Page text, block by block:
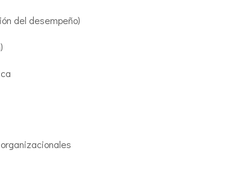
del desempeño)